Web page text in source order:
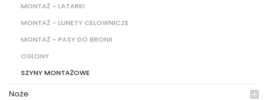
MONTAŻ - LATARKI
MONTAŻ - LUNETY CELOWNICZE
MONTAŻ - PASY DO BRONII
OSŁONY
SZYNY MONTAŻOWE
Noże